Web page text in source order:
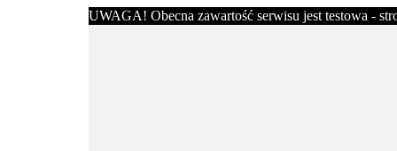
UWAGA! Obecna zawartość serwisu jest testowa -